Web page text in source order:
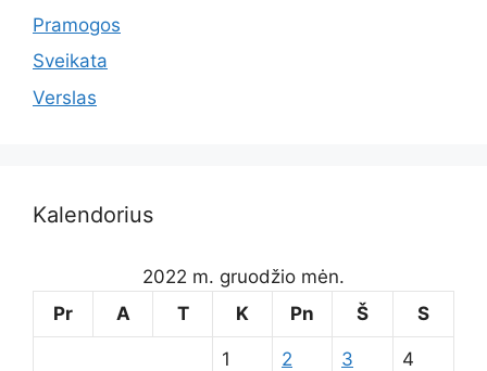
Pramogos
Sveikata
Verslas
Kalendorius
2022 m. gruodžio mėn.
Pr
A T K Pn Š S
1 2 3 4